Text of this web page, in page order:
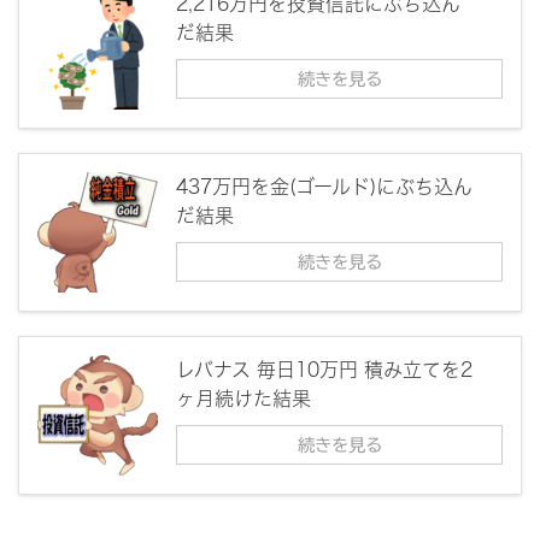
だ結果
続きを見る
437万円を金(ゴールド)にぶち込ん
だ結果
続きを見る
レバナス 毎日10万円 積み立てを2
ヶ月続けた結果
続きを見る